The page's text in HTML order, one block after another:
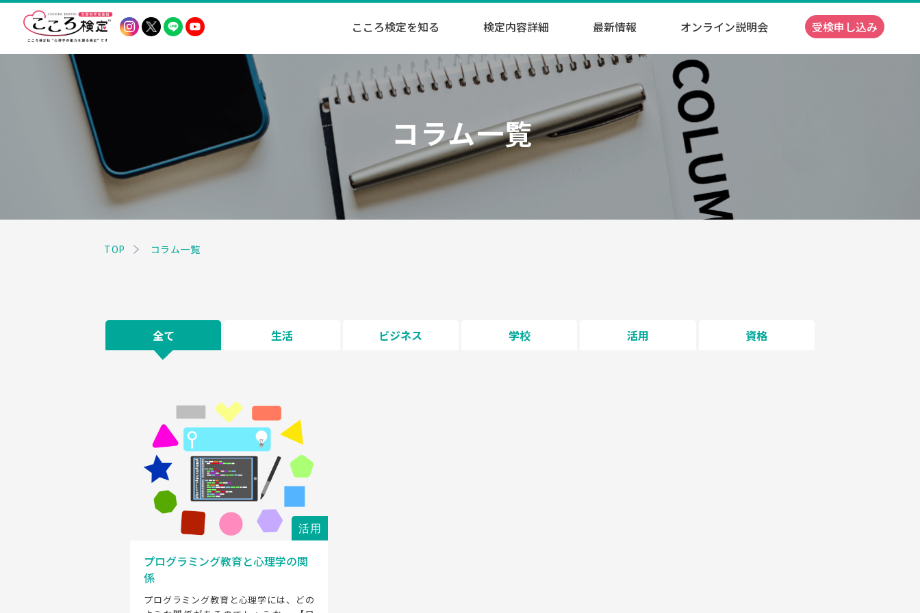
こころ検定を知る 検定内容詳細 最新情報 オンライン説明会 受検申し込み
コラム一覧
TOP コラム一覧
全て 生活 ビジネス 学校 活用 資格
活用
プログラミング教育と心理学の関
係
プログラミング教育と心理学には、どの